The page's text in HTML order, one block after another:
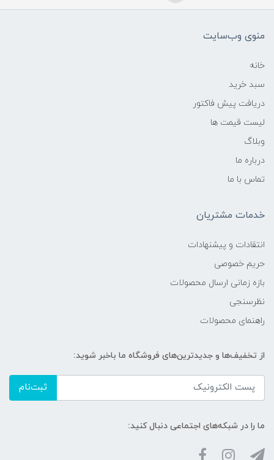
منوی وب‌سایت
خانه
سبد خرید
دریافت پیش فاکتور
لیست قیمت ها
وبلاگ
درباره ما
تماس با ما
خدمات مشتریان
انتقادات و پیشنهادات
حریم خصوصی
بازه زمانی ارسال محصولات
نظرسنجی
راهنمای محصولات
از تخفیف‌ها و جدیدترین‌های فروشگاه ما باخبر شوید:
ثبت‌نام
ما را در شبکه‌های اجتماعی دنبال کنید: